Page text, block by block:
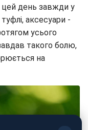
цей день завжди у
аксесуари -
усього
такого болю,
на